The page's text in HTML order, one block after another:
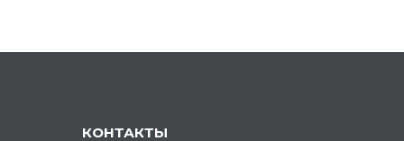
КОНТАКТЫ